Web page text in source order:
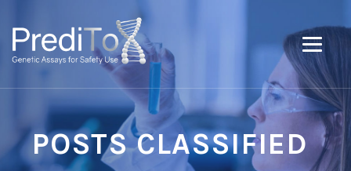
POSTS CLASSIFIED